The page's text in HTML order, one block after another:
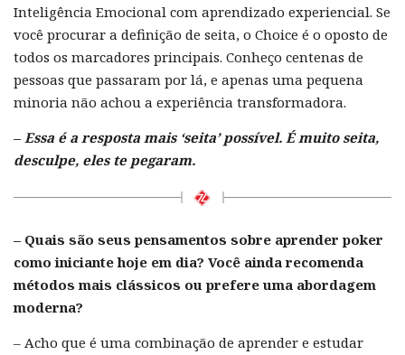
Inteligência Emocional com aprendizado experiencial. Se
você procurar a definição de seita, o Choice é o oposto de
todos os marcadores principais. Conheço centenas de
pessoas que passaram por lá, e apenas uma pequena
minoria não achou a experiência transformadora.
– Essa é a resposta mais ‘seita’ possível. É muito seita,
desculpe, eles te pegaram.
– Quais são seus pensamentos sobre aprender poker
como iniciante hoje em dia? Você ainda recomenda
métodos mais clássicos ou prefere uma abordagem
moderna?
– Acho que é uma combinação de aprender e estudar